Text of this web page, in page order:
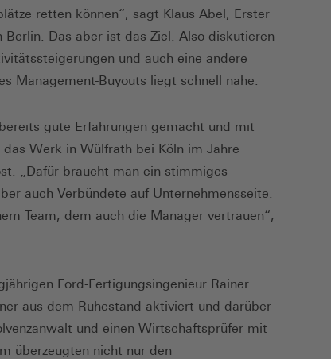
retten können“, sagt Klaus Abel, Erster
Das aber ist das Ziel. Also diskutieren
und auch eine andere
Management-Buyouts liegt schnell nahe.
gute Erfahrungen gemacht und mit
Werk in Wülfrath bei Köln im Jahre
„Dafür braucht man ein stimmiges
auch Verbündete auf Unternehmensseite.
Team, dem auch die Manager vertrauen“,
Ford-Fertigungsingenieur Rainer
aus dem Ruhestand aktiviert und darüber
und einen Wirtschaftsprüfer mit
überzeugten nicht nur den